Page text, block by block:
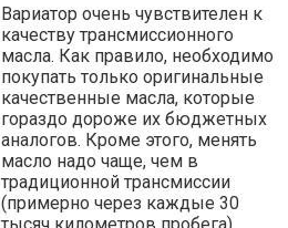
Вариатор очень чувствителен к
качеству трансмиссионного
масла. Как правило, необходимо
покупать только оригинальные
качественные масла, которые
гораздо дороже их бюджетных
аналогов. Кроме этого, менять
масло надо чаще, чем в
традиционной трансмиссии
(примерно через каждые 30
тысяч километров пробега).